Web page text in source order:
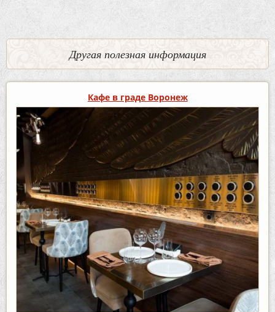
Другая полезная информация
Кафе в граде Воронеж